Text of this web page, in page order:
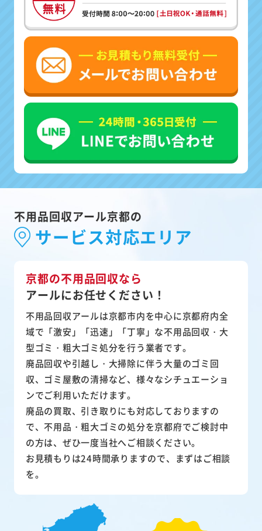
不用品回収アール京都の
サービス対応エリア
京都の不用品回収なら
アールにお任せください！
不用品回収アールは京都市内を中心に京都府内全
域で「激安」「迅速」「丁寧」な不用品回収・大
型ゴミ・粗大ゴミ処分を行う業者です。
廃品回収や引越し・大掃除に伴う大量のゴミ回
収、ゴミ屋敷の清掃など、様々なシチュエーショ
ンでご利用いただけます。
廃品の買取、引き取りにも対応しておりますの
で、不用品・粗大ゴミの処分を京都府でご検討中
の方は、ぜひ一度当社へご相談ください。
お見積もりは24時間承りますので、まずはご相談
を。